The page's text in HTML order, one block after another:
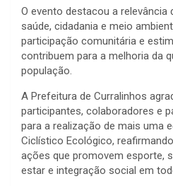
O evento destacou a relevância
saúde, cidadania e meio
participação comunitária e
contribuem para a melhoria da
população.
A Prefeitura de Curralinhos
participantes, colaboradores e
para a realização de mais uma
Ciclístico Ecológico,
ações que promovem esporte,
estar e integração social em